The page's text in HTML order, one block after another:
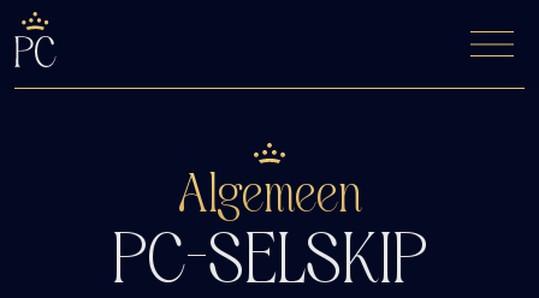
Kaartverkoop
Algemeen
PC-SELSKIP